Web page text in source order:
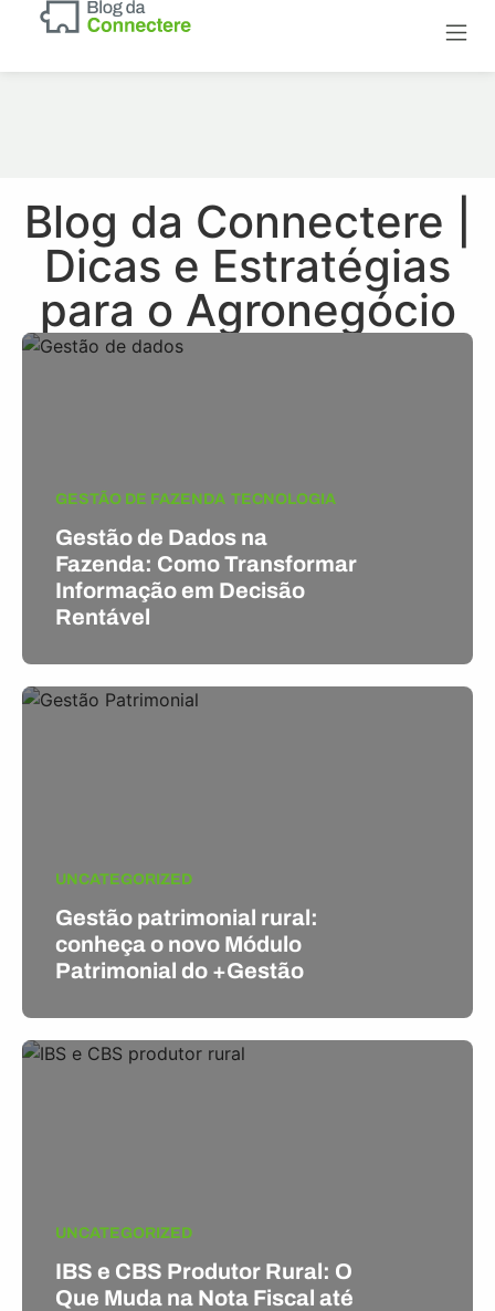
Blog da Connectere |
Dicas e Estratégias
para o Agronegócio
GESTÃO DE FAZENDA TECNOLOGIA
Gestão de Dados na
Fazenda: Como Transformar
Informação em Decisão
Rentável
UNCATEGORIZED
Gestão patrimonial rural:
conheça o novo Módulo
Patrimonial do +Gestão
UNCATEGORIZED
IBS e CBS Produtor Rural: O
Que Muda na Nota Fiscal até